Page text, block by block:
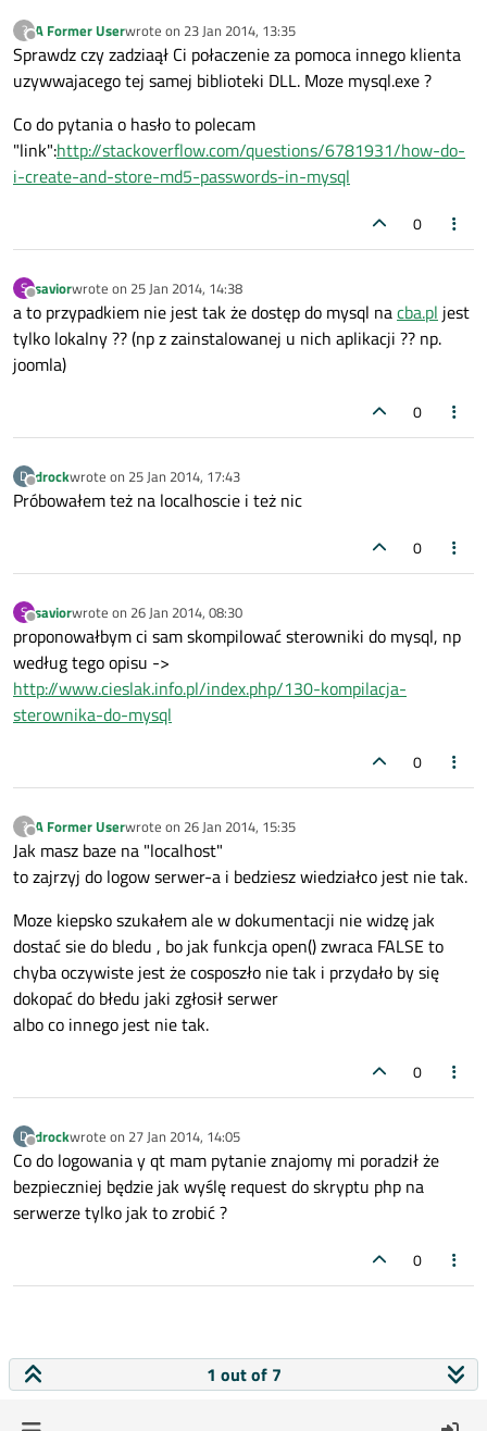
?
Offline
A Former Userwrote on 23 Jan 2014, 13:35
last edited by
Sprawdz czy zadziaął Ci połaczenie za pomoca innego klienta
uzywwajacego tej samej biblioteki DLL. Moze mysql.exe ?
Co do pytania o hasło to polecam
"link":http://stackoverflow.com/questions/6781931/how-do-
i-create-and-store-md5-passwords-in-mysql
0
S
Offline
saviorwrote on 25 Jan 2014, 14:38
last edited by
a to przypadkiem nie jest tak że dostęp do mysql nacba.pl jest
tylko lokalny ?? (np z zainstalowanej u nich aplikacji ?? np.
joomla)
0
D
Offline
drockwrote on 25 Jan 2014, 17:43
last edited by
Próbowałem też na localhoscie i też nic
0
S
Offline
saviorwrote on 26 Jan 2014, 08:30
last edited by
proponowałbym ci sam skompilować sterowniki do mysql, np
według tego opisu ->
http://www.cieslak.info.pl/index.php/130-kompilacja-
sterownika-do-mysql
0
?
Offline
A Former Userwrote on 26 Jan 2014, 15:35
last edited by
Jak masz baze na "localhost"
to zajrzyj do logow serwer-a i bedziesz wiedziałco jest nie tak.
Moze kiepsko szukałem ale w dokumentacji nie widzę jak
dostać sie do bledu , bo jak funkcja open() zwraca FALSE to
chyba oczywiste jest że cosposzło nie tak i przydało by się
dokopać do błedu jaki zgłosił serwer
albo co innego jest nie tak.
0
D
Offline
drockwrote on 27 Jan 2014, 14:05
last edited by
Co do logowania y qt mam pytanie znajomy mi poradził że
bezpieczniej będzie jak wyślę request do skryptu php na
serwerze tylko jak to zrobić ?
0
1 out of 7